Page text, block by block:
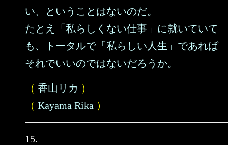
い、ということはないのだ。
たとえ「私らしくない仕事」に就いていて
も、トータルで「私らしい人生」であれば
それでいいのではないだろうか。
（ 香山リカ ）
（ Kayama Rika ）
15.